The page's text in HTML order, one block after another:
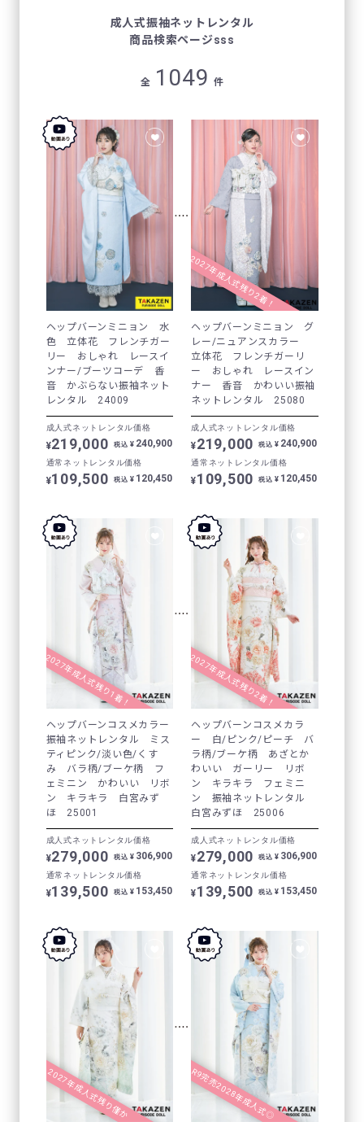
成⼈式振袖ネットレンタル
商品検索ページsss
全 1049 件
ヘップバーンミニョン 水
色 立体花 フレンチガー
リー おしゃれ レースイ
ンナー/ブーツコーデ 香
音 かぶらない振袖ネット
レンタル 24009
成人式ネットレンタル価格
¥219,000 税込 ¥ 240,900
通常ネットレンタル価格
¥109,500 税込 ¥ 120,450
2027年成人式残り2着！
ヘップバーンミニョン グ
レー/ニュアンスカラー
立体花 フレンチガーリ
ー おしゃれ レースイン
ナー 香音 かわいい振袖
ネットレンタル 25080
成人式ネットレンタル価格
¥219,000 税込 ¥ 240,900
通常ネットレンタル価格
¥109,500 税込 ¥ 120,450
2027年成人式残り1着！
ヘップバーンコスメカラー
振袖ネットレンタル ミス
ティピンク/淡い色/くす
み バラ柄/ブーケ柄 フ
ェミニン かわいい リボ
ン キラキラ 白宮みず
ほ 25001
成人式ネットレンタル価格
¥279,000 税込 ¥ 306,900
通常ネットレンタル価格
¥139,500 税込 ¥ 153,450
2027年成人式残り2着！
ヘップバーンコスメカラ
ー 白/ピンク/ピーチ バ
ラ柄/ブーケ柄 あざとか
わいい ガーリー リボ
ン キラキラ フェミニ
ン 振袖ネットレンタル
白宮みずほ 25006
成人式ネットレンタル価格
¥279,000 税込 ¥ 306,900
通常ネットレンタル価格
¥139,500 税込 ¥ 153,450
2027年成人式残り僅か R9完売2028年成人式◎